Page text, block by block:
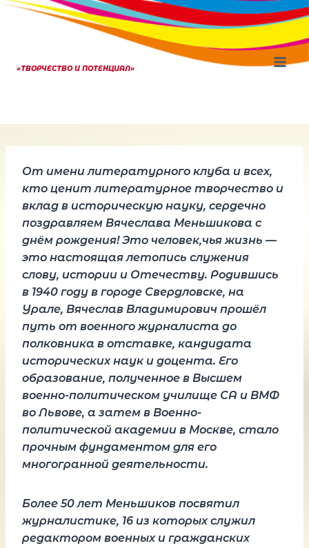
Перейти
«ТВОРЧЕСТВО И ПОТЕНЦИАЛ»
От имени литературного клуба и всех,
кто ценит литературное творчество и
вклад в историческую науку, сердечно
поздравляем Вячеслава Меньшикова с
днём рождения! Это человек,чья жизнь —
это настоящая летопись служения
слову, истории и Отечеству. Родившись
в 1940 году в городе Свердловске, на
Урале, Вячеслав Владимирович прошёл
путь от военного журналиста до
полковника в отставке, кандидата
исторических наук и доцента. Его
образование, полученное в Высшем
военно-политическом училище СА и ВМФ
во Львове, а затем в Военно-
политической академии в Москве, стало
прочным фундаментом для его
многогранной деятельности.
Более 50 лет Меньшиков посвятил
журналистике, 16 из которых служил
редактором военных и гражданских